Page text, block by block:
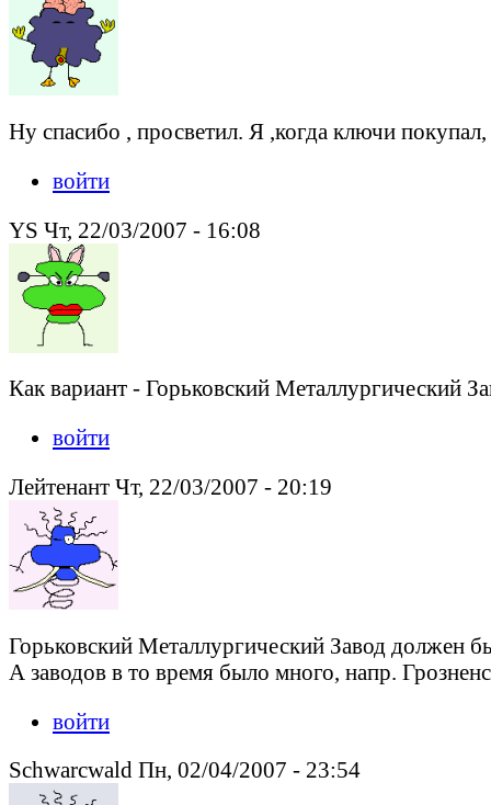
Ну спасибо , просветил. Я ,когда ключи
войти
YS Чт, 22/03/2007 - 16:08
Как вариант - Горьковский Металлургический
войти
Лейтенант Чт, 22/03/2007 - 20:19
Горьковский Металлургический Завод должен
А заводов в то время было много, напр.
войти
Schwarcwald Пн, 02/04/2007 - 23:54